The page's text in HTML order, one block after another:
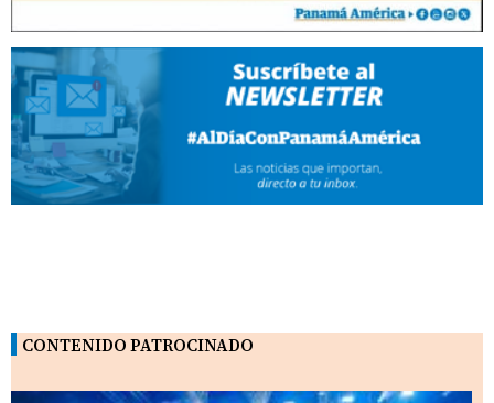
CONTENIDO PATROCINADO